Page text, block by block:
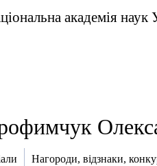
академія наук
Нагороди, відзнаки,